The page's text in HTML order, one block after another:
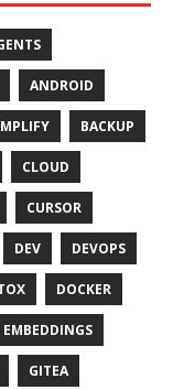
ANDROID
BACKUP
CLOUD
CURSOR
DEV DEVOPS
DOCKER
EMBEDDINGS
GITEA